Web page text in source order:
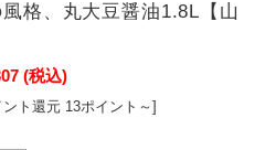
格、丸大豆醤油1.8L【山
(税込)
ント還元 13ポイント～]